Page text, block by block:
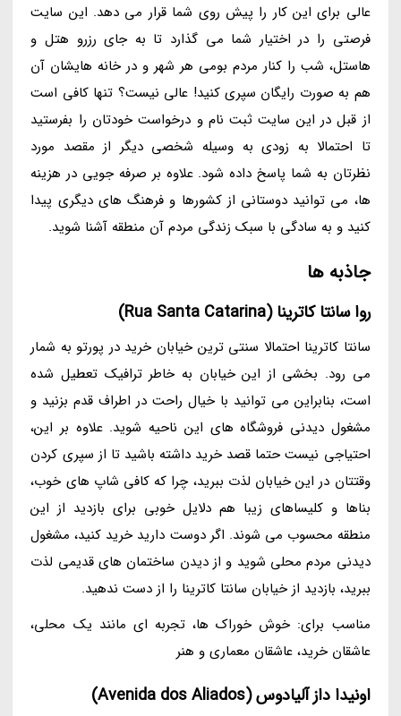
عالی برای این کار را پیش روی شما قرار می دهد. این سایت
فرصتی را در اختیار شما می گذارد تا به جای رزرو هتل و
هاستل، شب را کنار مردم بومی هر شهر و در خانه هایشان آن
هم به صورت رایگان سپری کنید! عالی نیست؟ تنها کافی است
از قبل در این سایت ثبت نام و درخواست خودتان را بفرستید
تا احتمالا به زودی به وسیله شخصی دیگر از مقصد مورد
نظرتان به شما پاسخ داده شود. علاوه بر صرفه جویی در هزینه
ها، می توانید دوستانی از کشورها و فرهنگ های دیگری پیدا
کنید و به سادگی با سبک زندگی مردم آن منطقه آشنا شوید.
جاذبه ها
روا سانتا کاترینا (Rua Santa Catarina)
سانتا کاترینا احتمالا سنتی ترین خیابان خرید در پورتو به شمار
می رود. بخشی از این خیابان به خاطر ترافیک تعطیل شده
است، بنابراین می توانید با خیال راحت در اطراف قدم بزنید و
مشغول دیدنی فروشگاه های این ناحیه شوید. علاوه بر این،
احتیاجی نیست حتما قصد خرید داشته باشید تا از سپری کردن
وقتتان در این خیابان لذت ببرید، چرا که کافی شاپ های خوب،
بناها و کلیساهای زیبا هم دلایل خوبی برای بازدید از این
منطقه محسوب می شوند. اگر دوست دارید خرید کنید، مشغول
دیدنی مردم محلی شوید و از دیدن ساختمان های قدیمی لذت
ببرید، بازدید از خیابان سانتا کاترینا را از دست ندهید.
مناسب برای: خوش خوراک ها، تجربه ای مانند یک محلی،
عاشقان خرید، عاشقان معماری و هنر
اونیدا داز آلیادوس (Avenida dos Aliados)